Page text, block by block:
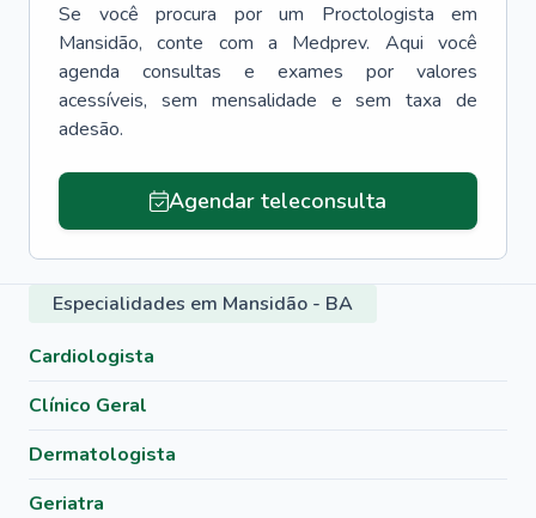
Se você procura por um Proctologista
em
Mansidão, conte com a Medprev. Aqui você
agenda consultas e exames por valores
acessíveis, sem mensalidade e sem taxa de
adesão.
Agendar teleconsulta
Especialidades em Mansidão - BA
Cardiologista
Clínico Geral
Dermatologista
Geriatra